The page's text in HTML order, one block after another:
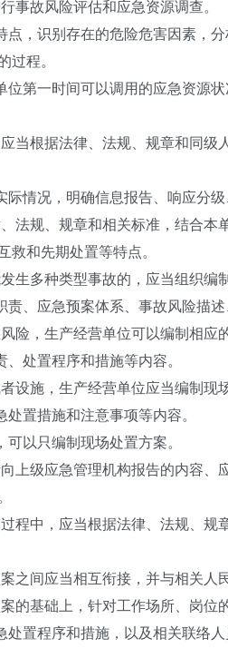
事故风险评估和应急资源调查。
，识别存在的危险危害因素，
过程。
第一时间可以调用的应急资源
当根据法律、法规、规章和同级
情况，明确信息报告、响应分级
法规、规章和相关标准，结合
救和先期处置等特点。
生多种类型事故的，应当组织编
、应急预案体系、事故风险描
险，生产经营单位可以编制相应
处置程序和措施等内容。
设施，生产经营单位应当编制现
置措施和注意事项等内容。
以只编制现场处置方案。
上级应急管理机构报告的内容
程中，应当根据法律、法规、
之间应当相互衔接，并与相关人
的基础上，针对工作场所、岗位
置程序和措施，以及相关联络